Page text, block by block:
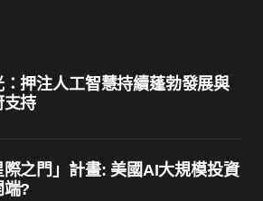
：押注人工智慧持續蓬勃發展與
支持
際之門」計畫: 美國AI大規模投資
端?